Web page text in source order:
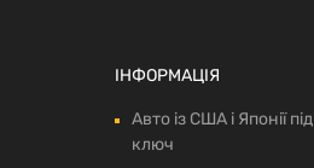
ІНФОРМАЦІЯ
Авто із США і Японії під
ключ